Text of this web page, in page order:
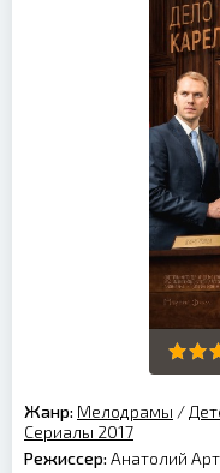
Жанр: Мелодрамы /
Сериалы 2017
Режиссер: Анатолий